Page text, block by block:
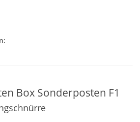
Box Sonderposten F1